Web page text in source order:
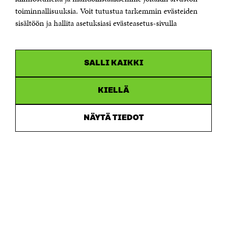
toiminnallisuuksia. Voit tutustua tarkemmin evästeiden
sisältöön ja hallita asetuksiasi evästeasetus-sivulla
SALLI KAIKKI
KIELLÄ
NÄYTÄ TIEDOT
Saapumisohjeet
Y-tunnus 0202132-3
uudessa
ikkunassaInstagram